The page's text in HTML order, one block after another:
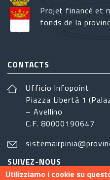
Projet financé et
fonds de la
CONTACTS
Ufficio Infopoint
Piazza Libertá 1
– Avellino
C.F. 80000190647
SUIVEZ-NOUS
Utilizziamo i cookie su